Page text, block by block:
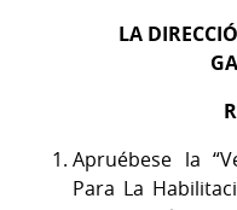
LA DIRECCIÓN
Apruébese la
Para La